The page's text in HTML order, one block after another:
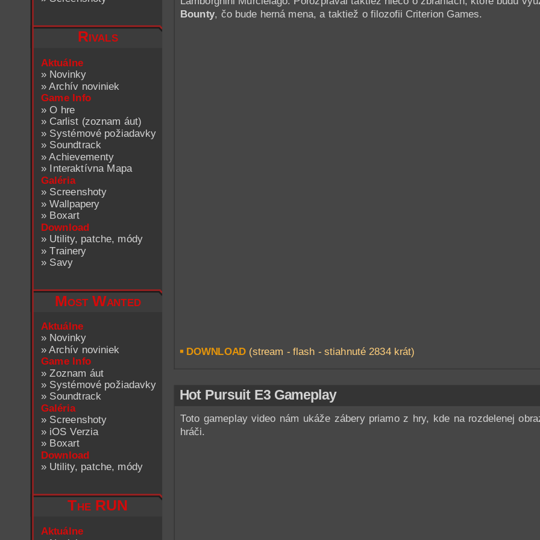
Rivals
Aktuálne
» Novinky
»Archív noviniek
Game Info
»O hre
» Carlist (zoznam áut)
» Systémové požiadavky
» Soundtrack
»Achievementy
» Interaktívna Mapa
Galéria
» Screenshoty
»Wallpapery
» Boxart
Download
» Utility, patche, módy
»Trainery
» Savy
Most Wanted
Aktuálne
» Novinky
»Archív noviniek
Game Info
»Zoznam áut
» Systémové požiadavky
» Soundtrack
Galéria
» Screenshoty
» iOS Verzia
» Boxart
Download
» Utility, patche, módy
The RUN
Aktuálne
Bounty, čo bude herná mena, a taktiež o filozofii Criterion Games.
DOWNLOAD (stream - flash - stiahnuté 2834 krát)
Hot Pursuit E3 Gameplay
Toto gameplay video nám ukáže zábery priamo z hry, kde na rozdelenej
hráči.